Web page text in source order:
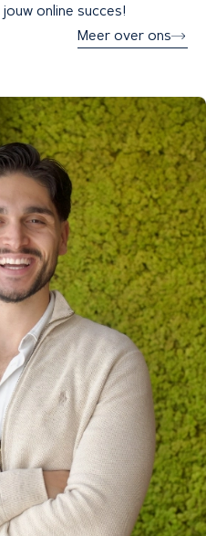
online succes!
Meer over ons